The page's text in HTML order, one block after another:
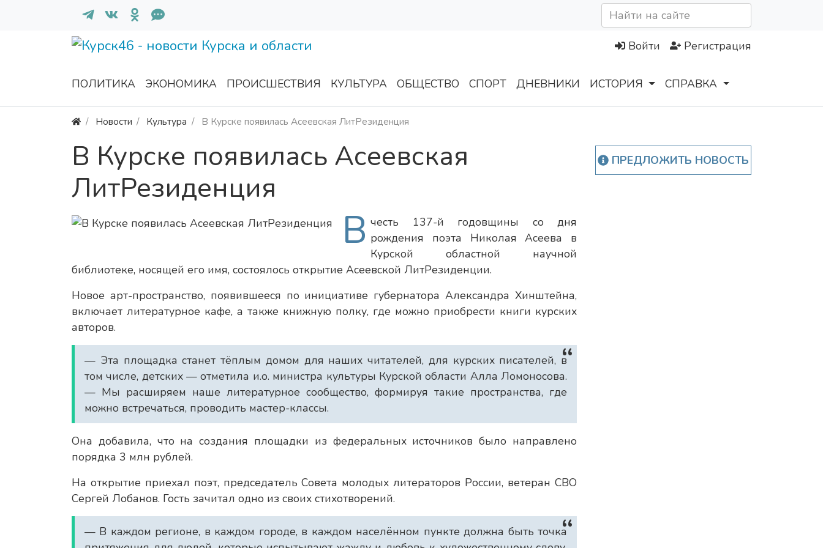
Войти Регистрация
ПОЛИТИКА ЭКОНОМИКА ПРОИСШЕСТВИЯ КУЛЬТУРА ОБЩЕСТВО СПОРТ ДНЕВНИКИ ИСТОРИЯ СПРАВКА
Новости Культура В Курске появилась Асеевская ЛитРезиденция
В Курске появилась Асеевская
ЛитРезиденция
В честь 137-й годовщины со дня
рождения поэта Николая Асеева в
Курской областной научной
библиотеке, носящей его имя, состоялось открытие Асеевской ЛитРезиденции.
Новое арт-пространство, появившееся по инициативе губернатора Александра Хинштейна,
включает литературное кафе, а также книжную полку, где можно приобрести книги курских
авторов.
— Эта площадка станет тёплым домом для наших читателей, для курских писателей, в
том числе, детских — отметила и.о. министра культуры Курской области Алла Ломоносова.
— Мы расширяем наше литературное сообщество, формируя такие пространства, где
можно встречаться, проводить мастер-классы.
Она добавила, что на создания площадки из федеральных источников было направлено
порядка 3 млн рублей.
На открытие приехал поэт, председатель Совета молодых литераторов России, ветеран СВО
Сергей Лобанов. Гость зачитал одно из своих стихотворений.
— В каждом регионе, в каждом городе, в каждом населённом пункте должна быть точка
ПРЕДЛОЖИТЬ НОВОСТЬ